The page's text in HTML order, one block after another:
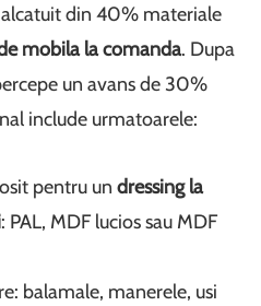
alcatuit din 40% materiale
mobila la comanda. Dupa
un avans de 30%
include urmatoarele:
pentru undressing la
: PAL, MDF lucios sau MDF
balamale, manerele, usi